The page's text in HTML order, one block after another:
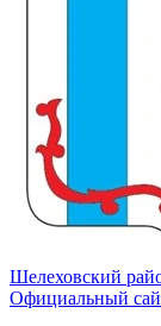
Шелеховский
Официальный